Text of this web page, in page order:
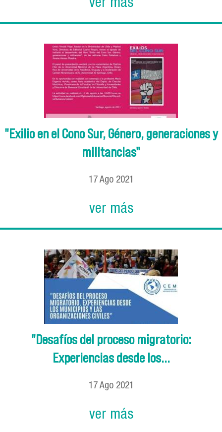
ver más
"Exilio en el Cono Sur, Género, generaciones y
militancias"
17 Ago 2021
ver más
"Desafíos del proceso migratorio:
Experiencias desde los...
17 Ago 2021
ver más